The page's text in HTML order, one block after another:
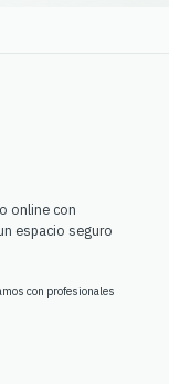
online con
espacio seguro
con profesionales